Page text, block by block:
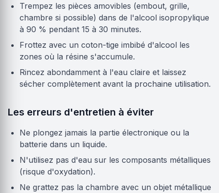
Trempez les pièces amovibles (embout, grille,
chambre si possible) dans de l'alcool isopropylique
à 90 % pendant 15 à 30 minutes.
Frottez avec un coton-tige imbibé d'alcool les
zones où la résine s'accumule.
Rincez abondamment à l'eau claire et laissez
sécher complètement avant la prochaine utilisation.
Les erreurs d'entretien à éviter
Ne plongez jamais la partie électronique ou la
batterie dans un liquide.
N'utilisez pas d'eau sur les composants métalliques
(risque d'oxydation).
Ne grattez pas la chambre avec un objet métallique